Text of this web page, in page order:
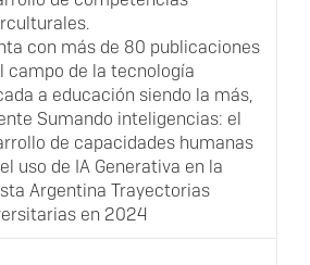
con más de 80 publicaciones
campo de la tecnología
a educación siendo la más,
Sumando inteligencias: el
de capacidades humanas
uso de IA Generativa en la
Argentina Trayectorias
en 2024